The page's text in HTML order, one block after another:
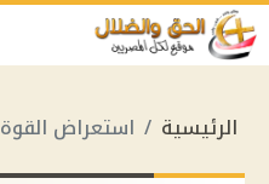
الرئيسية استعراض القوة